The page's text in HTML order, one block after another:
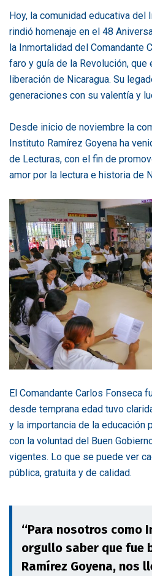
Hoy, la comunidad educativa del
rindió homenaje en el 48
la Inmortalidad del Comandante
faro y guía de la Revolución, que
liberación de Nicaragua. Su
generaciones con su valentía y
Desde inicio de noviembre la
Instituto Ramírez Goyena ha
de Lecturas, con el fin de
amor por la lectura e historia de
El Comandante Carlos Fonseca
desde temprana edad tuvo
y la importancia de la educación
con la voluntad del Buen
vigentes. Lo que se puede ver
pública, gratuita y de calidad.
‘‘Para nosotros como
orgullo saber que fue
Ramírez Goyena, nos